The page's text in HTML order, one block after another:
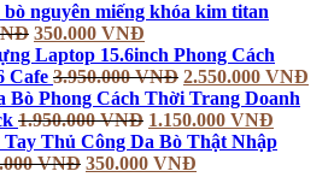
nguyên miếng khóa kim titan
350.000 VNĐ
Laptop 15.6inch Phong Cách
Cafe 3.950.000VNĐ 2.550.000 VNĐ
Bò Phong Cách Thời Trang Doanh
1.950.000VNĐ 1.150.000 VNĐ
Thủ Công Da Bò Thật Nhập
VNĐ 350.000 VNĐ